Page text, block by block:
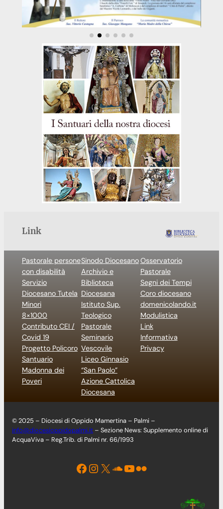
Link
Pastorale persone
con disabilità
Servizio
Diocesano Tutela
Minori
8×1000
Contributo CEI /
Covid 19
Progetto Policoro
Santuario
Madonna dei
Poveri
Sinodo Diocesano
Archivio e
Biblioteca
Diocesana
Istituto Sup.
Teologico
Pastorale
Seminario
Vescovile
Liceo Ginnasio
“San Paolo”
Azione Cattolica
Diocesana
Osservatorio
Pastorale
Segni dei Tempi
Coro diocesano
domenicolando.it
Modulistica
Link
Informativa
Privacy
© 2025 – Diocesi di Oppido Mamertina – Palmi –
info@diocesioppidopalmi.it – Sezione News: Supplemento online di
AcquaViva – Reg.Trib. di Palmi nr. 66/1993
Facebook Instagram X Soundcloud YouTube Flickr